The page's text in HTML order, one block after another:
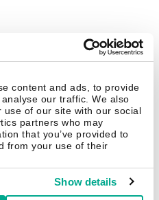
content and ads, to provide
our traffic. We also
of our site with our social
partners who may
that you’ve provided to
from your use of their
Show details
Informativa sulla privacy
B2C
Centro risorse Comunicati stampa